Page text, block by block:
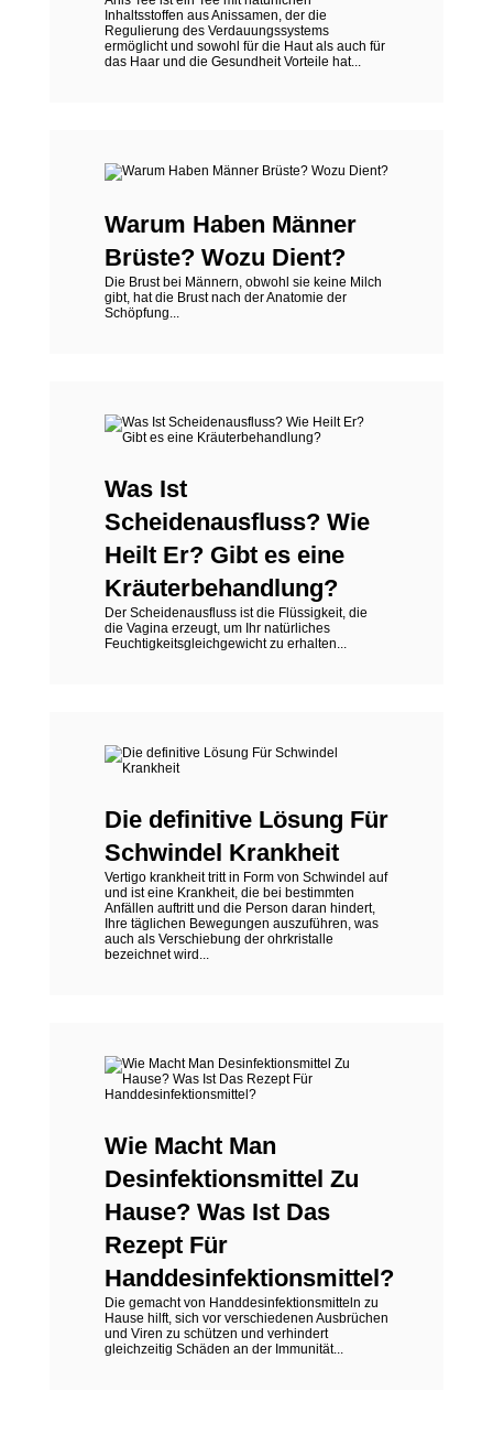
Inhaltsstoffen aus Anissamen, der die
Regulierung des Verdauungssystems
ermöglicht und sowohl für die Haut als auch für
das Haar und die Gesundheit Vorteile hat...
Warum Haben Männer
Brüste? Wozu Dient?
Die Brust bei Männern, obwohl sie keine Milch
gibt, hat die Brust nach der Anatomie der
Schöpfung...
Was Ist
Scheidenausfluss? Wie
Heilt Er? Gibt es eine
Kräuterbehandlung?
Der Scheidenausfluss ist die Flüssigkeit, die
die Vagina erzeugt, um Ihr natürliches
Feuchtigkeitsgleichgewicht zu erhalten...
Die definitive Lösung Für
Schwindel Krankheit
Vertigo krankheit tritt in Form von Schwindel auf
und ist eine Krankheit, die bei bestimmten
Anfällen auftritt und die Person daran hindert,
Ihre täglichen Bewegungen auszuführen, was
auch als Verschiebung der ohrkristalle
bezeichnet wird...
Wie Macht Man
Desinfektionsmittel Zu
Hause? Was Ist Das
Rezept Für
Handdesinfektionsmittel?
Die gemacht von Handdesinfektionsmitteln zu
Hause hilft, sich vor verschiedenen Ausbrüchen
und Viren zu schützen und verhindert
gleichzeitig Schäden an der Immunität...